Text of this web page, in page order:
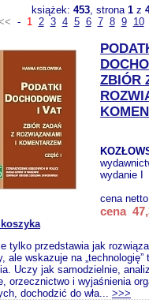
książek: 453, strona 1z
- 1 2 3 4 5 6 7 8 9 10
ZBIÓR
wydanie I
cena
cena
tylko przedstawia jak
ale wskazuje na „technologię”
Uczy jak samodzielnie,
orzecznictwo i wyjaśnienia
dochodzić do wła... >>>